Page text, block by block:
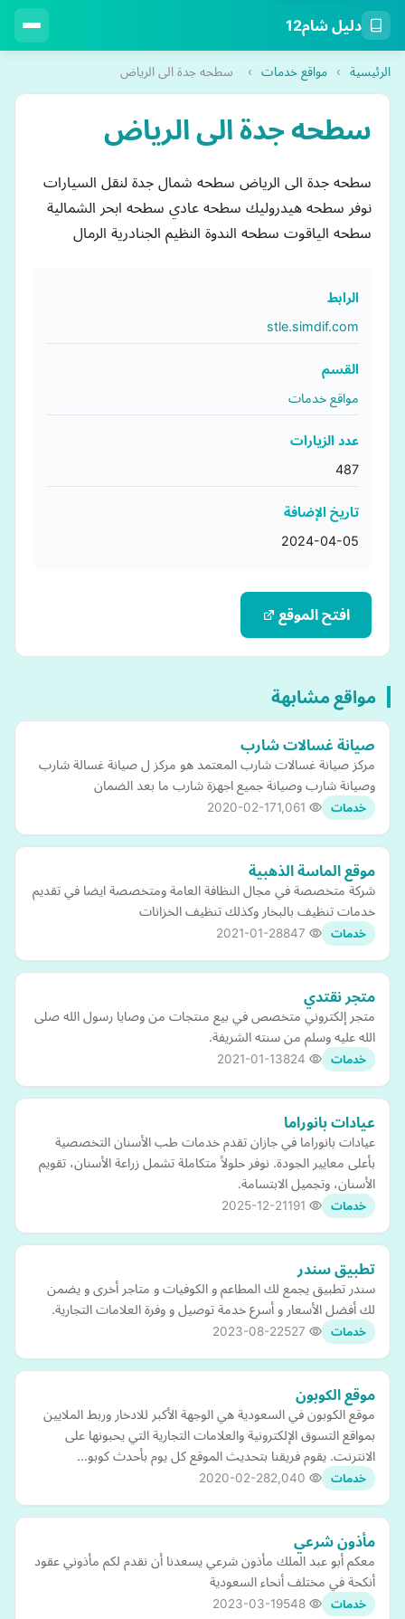
دليل شام12
الرئيسية › مواقع خدمات › سطحه جدة الى الرياض
سطحه جدة الى الرياض
سطحه جدة الى الرياض سطحه شمال جدة لنقل السيارات
نوفر سطحه هيدروليك سطحه عادي سطحه ابحر الشمالية
سطحه الياقوت سطحه الندوة النظيم الجنادرية الرمال
الرابط
stle.simdif.com
القسم
مواقع خدمات
عدد الزيارات
487
تاريخ الإضافة
2024-04-05
افتح الموقع
مواقع مشابهة
صيانة غسالات شارب
مركز صيانة غسالات شارب المعتمد هو مركز ل صيانة غسالة شارب
وصيانة شارب وصيانة جميع اجهزة شارب ما بعد الضمان
خدمات 2020-02-17
موقع الماسة الذهبية
شركة متخصصة في مجال النظافة العامة ومتخصصة ايضا في تقديم
خدمات تنظيف بالبخار وكذلك تنظيف الخزانات
خدمات 2021-01-28
متجر نقتدي
متجر إلكتروني متخصص في بيع منتجات من وصايا رسول الله صلى
الله عليه وسلم من سنته الشريفة.
خدمات 2021-01-13
عيادات بانوراما
عيادات بانوراما في جازان تقدم خدمات طب الأسنان التخصصية
بأعلى معايير الجودة. نوفر حلولاً متكاملة تشمل زراعة الأسنان، تقويم
الأسنان، وتجميل الابتسامة.
خدمات 2025-12-21
تطبيق سندر
سندر تطبيق يجمع لك المطاعم و الكوفيات و متاجر أخرى و يضمن
لك أفضل الأسعار و أسرع خدمة توصيل و وفرة العلامات التجارية.
خدمات 2023-08-22
موقع الكوبون
موقع الكوبون في السعودية هي الوجهة الأكبر للادخار وربط الملايين
بمواقع التسوق الإلكترونية والعلامات التجارية التي يحبونها على
الانترنت. يقوم فريقنا بتحديث الموقع كل يوم بأحدث كوبو…
خدمات 2020-02-28
مأذون شرعي
معكم أبو عبد الملك مأذون شرعي يسعدنا أن نقدم لكم مأذوني عقود
أنكحة في مختلف أنحاء السعودية
خدمات 2023-03-19